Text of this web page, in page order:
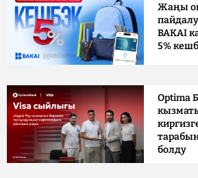
Жаңы
BAKAI
5%
Optima
болду